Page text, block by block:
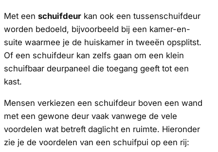
Met een schuifdeur kan ook een tussenschuifdeur
worden bedoeld, bijvoorbeeld bij een kamer-en-
suite waarmee je de huiskamer in tweeën opsplitst.
Of een schuifdeur kan zelfs gaan om een klein
schuifbaar deurpaneel die toegang geeft tot een
kast.
Mensen verkiezen een schuifdeur boven een wand
met een gewone deur vaak vanwege de vele
voordelen wat betreft daglicht en ruimte. Hieronder
zie je de voordelen van een schuifpui op een rij: